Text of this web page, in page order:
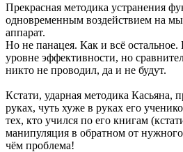
Прекрасная методика устранения
одновременным воздействием на
аппарат.
Но не панацея. Как и всё
уровне эффективности, но
никто не проводил, да и не будут.
Кстати, ударная методика Касьяна,
руках, чуть хуже в руках его
тех, кто учился по его книгам
манипуляция в обратном от
чём проблема!